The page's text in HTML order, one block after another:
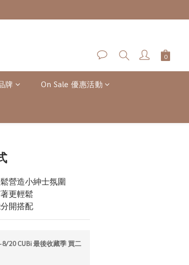
牌 On Sale 優惠活動
營造小紳士氛圍
更輕鬆
開搭配
20 CUBi 最後收藏季 買二